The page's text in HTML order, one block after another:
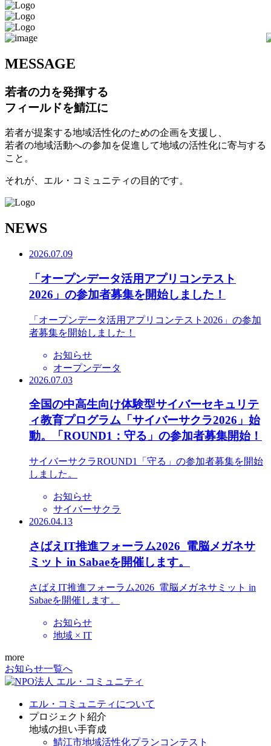
MESSAGE
若者の力を発揮する
フィールドを鯖江に
若者が提案する地域活性化のための企画を支援し、
若者の地域活動への参加を促進して地域の活性化に寄与する
こと。
それが、エル・コミュニティの目的です。
NEWS
2026.07.09
「オープンデータ活用アプリコンテスト
2026」の参加者募集を開始しました！
「オープンデータ活用アプリコンテスト2026」の参加
者募集を開始しました！
お知らせ
オープンデータ
2026.07.03
全国の中高生向け体験型サイバーセキュリテ
ィ教育プログラム「サイバーサクラ2026」始
動。「ROUND1：守る」の参加者募集開始！
サイバーサクラROUND1「守る」の参加者募集を開始
しました。
お知らせ
サイバーサクラ
2026.04.13
さばえIT推進フォーラム2026_電脳メガネサ
ミット in Sabaeを開催します。
さばえIT推進フォーラム2026_電脳メガネサミット in
Sabaeを開催します。
お知らせ
地域 × IT
more
お知らせ一覧へ
エル・コミュニティについて
プロジェクト紹介
地域の担い手育成
鯖江市地域活性化プランコンテスト